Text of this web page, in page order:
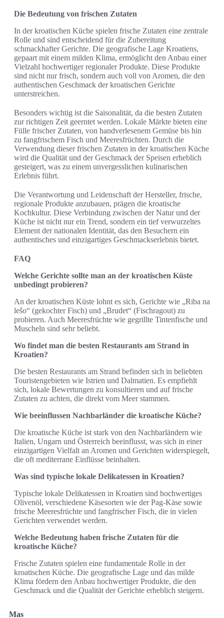
Die Bedeutung von frischen Zutaten
In der kroatischen Küche spielen frische Zutaten eine zentrale
Rolle und sind entscheidend für die Zubereitung
schmackhafter Gerichte. Die geografische Lage Kroatiens,
gepaart mit einem milden Klima, ermöglicht den Anbau einer
Vielzahl hochwertiger regionaler Produkte. Diese Produkte
sind nicht nur frisch, sondern auch voll von Aromen, die den
authentischen Geschmack der kroatischen Gerichte
unterstreichen.
Besonders wichtig ist die Saisonalität, da die besten Zutaten
zur richtigen Zeit geerntet werden. Lokale Märkte bieten eine
Fülle frischer Zutaten, von handverlesenem Gemüse bis hin
zu fangfrischem Fisch und Meeresfrüchten. Durch die
Verwendung dieser frischen Zutaten in der kroatischen Küche
wird die Qualität und der Geschmack der Speisen erheblich
gesteigert, was zu einem unvergesslichen kulinarischen
Erlebnis führt.
Die Verantwortung und Leidenschaft der Hersteller, frische,
regionale Produkte anzubauen, prägen die kroatische
Kochkultur. Diese Verbindung zwischen der Natur und der
Küche ist nicht nur ein Trend, sondern ein tief verwurzeltes
Element der nationalen Identität, das den Besuchern ein
authentisches und einzigartiges Geschmackserlebnis bietet.
FAQ
Welche Gerichte sollte man an der kroatischen Küste
unbedingt probieren?
An der kroatischen Küste lohnt es sich, Gerichte wie „Riba na
lešo“ (gekochter Fisch) und „Brudet“ (Fischragout) zu
probieren. Auch Meeresfrüchte wie gegrillte Tintenfische und
Muscheln sind sehr beliebt.
Wo findet man die besten Restaurants am Strand in
Kroatien?
Die besten Restaurants am Strand befinden sich in beliebten
Touristengebieten wie Istrien und Dalmatien. Es empfiehlt
sich, lokale Bewertungen zu konsultieren und auf frische
Zutaten zu achten, die direkt vom Meer stammen.
Wie beeinflussen Nachbarländer die kroatische Küche?
Die kroatische Küche ist stark von den Nachbarländern wie
Italien, Ungarn und Österreich beeinflusst, was sich in einer
einzigartigen Vielfalt an Aromen und Gerichten widerspiegelt,
die oft mediterrane Einflüsse beinhalten.
Was sind typische lokale Delikatessen in Kroatien?
Typische lokale Delikatessen in Kroatien sind hochwertiges
Olivenöl, verschiedene Käsesorten wie der Pag-Käse sowie
frische Meeresfrüchte und fangfrischer Fisch, die in vielen
Gerichten verwendet werden.
Welche Bedeutung haben frische Zutaten für die
kroatische Küche?
Frische Zutaten spielen eine fundamentale Rolle in der
kroatischen Küche. Die geografische Lage und das milde
Klima fördern den Anbau hochwertiger Produkte, die den
Geschmack und die Qualität der Gerichte erheblich steigern.
Mas